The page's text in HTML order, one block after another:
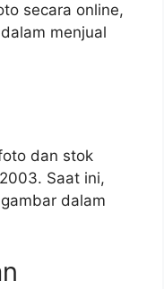
secara online,
menjual
dan stok
Saat ini,
dalam